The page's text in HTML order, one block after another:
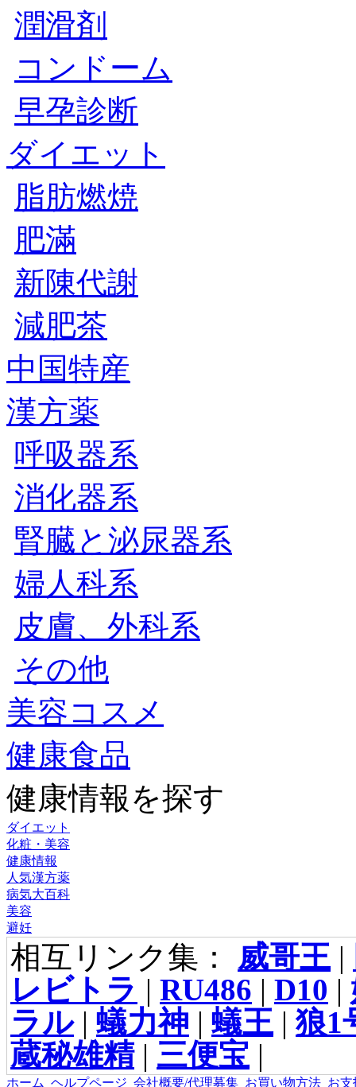
潤滑剤
コンドーム
早孕診断
ダイエット
脂肪燃焼
肥滿
新陳代謝
減肥茶
中国特産
漢方薬
呼吸器系
消化器系
腎臓と泌尿器系
婦人科系
皮膚、外科系
その他
美容コスメ
健康食品
健康情報を探す
ダイエット
化粧・美容
健康情報
人気漢方薬
病気大百科
美容
避妊
相互リンク集： 威哥王|
レビトラ | RU486 | D10 |
ラル| 蟻力神 | 蟻王|狼1
蔵秘雄精| 三便宝 |
ホーム ヘルプページ 会社概要/代理募集 お買い物方法 お支